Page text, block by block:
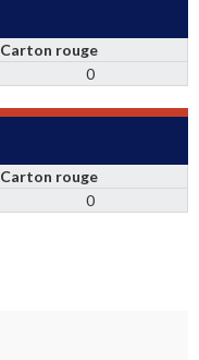
Carton rouge
0
Carton rouge
0